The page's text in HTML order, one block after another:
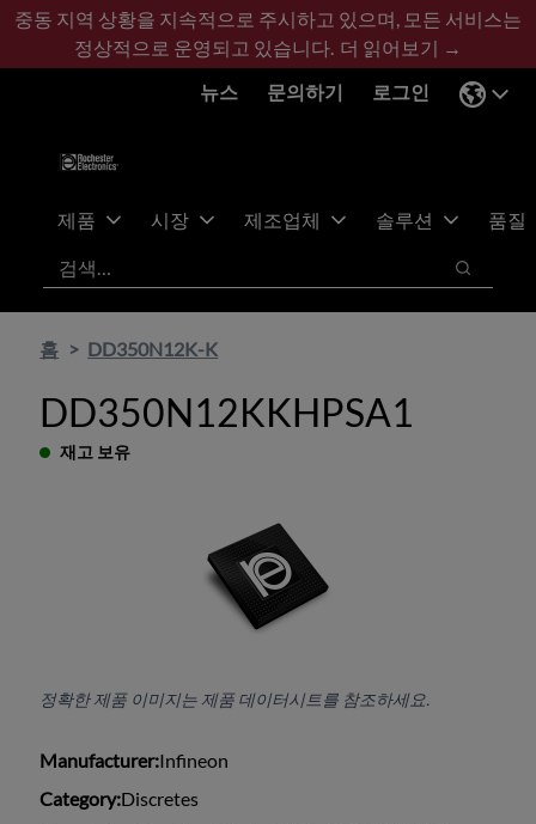
기
콘
바
글
중동 지역 상황을 지속적으로 주시하고 있으며, 모든 서비스는
정상적으로 운영되고 있습니다. 더 읽어보기 →
뉴스
문의하기 로그인
제품 시장 제조업체 솔루션
품질
검색
검색
홈 DD350N12K-K
DD350N12KKHPSA1
재고 보유
정확한 제품 이미지는 제품 데이터시트를 참조하세요.
Manufacturer:Infineon
Category:Discretes